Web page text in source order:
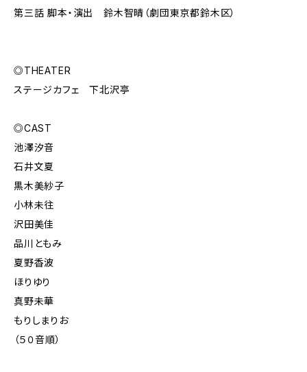
第三話 脚本・演出 鈴木智晴（劇団東京都鈴木区）
◎THEATER
ステージカフェ 下北沢亭
◎CAST
池澤汐音
石井文夏
黒木美紗子
小林未往
沢田美佳
品川ともみ
夏野香波
ほりゆり
真野未華
もりしまりお
（５０音順）